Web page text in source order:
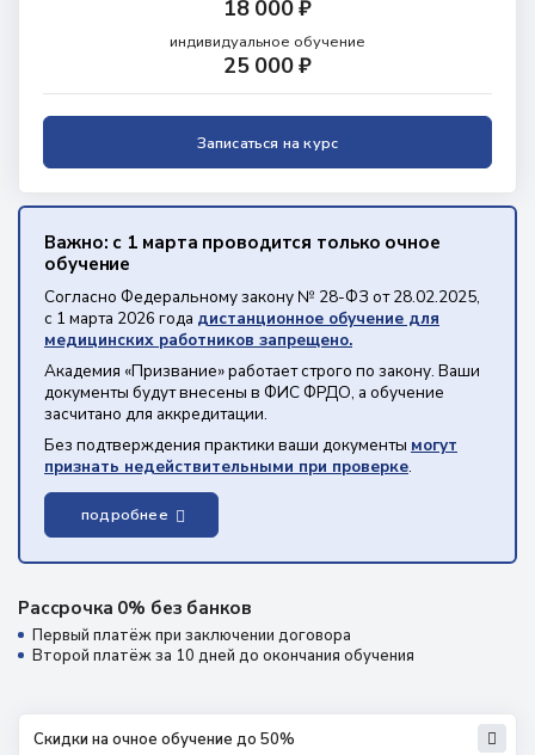
18 000 ₽
индивидуальное обучение
25 000 ₽
Записаться на курс
Важно: с 1 марта проводится только очное
обучение
Согласно Федеральному закону № 28-ФЗ от 28.02.2025,
с 1 марта 2026 года дистанционное обучение для
медицинских работников запрещено.
Академия «Призвание» работает строго по закону. Ваши
документы будут внесены в ФИС ФРДО, а обучение
засчитано для аккредитации.
Без подтверждения практики ваши документы могут
признать недействительными при проверке.
подробнее
Рассрочка 0% без банков
Первый платёж при заключении договора
Второй платёж за 10 дней до окончания обучения
Скидки на очное обучение до 50%